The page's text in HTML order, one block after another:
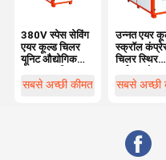
380V स्पेस सेविंग
एयर कूल्ड चिलर
यूनिट औद्योगिक
सबसे अच्छी कीमत
उन्नत एयर
स्क्रॉल
चिलर स्थिर
सबसे अच्छी